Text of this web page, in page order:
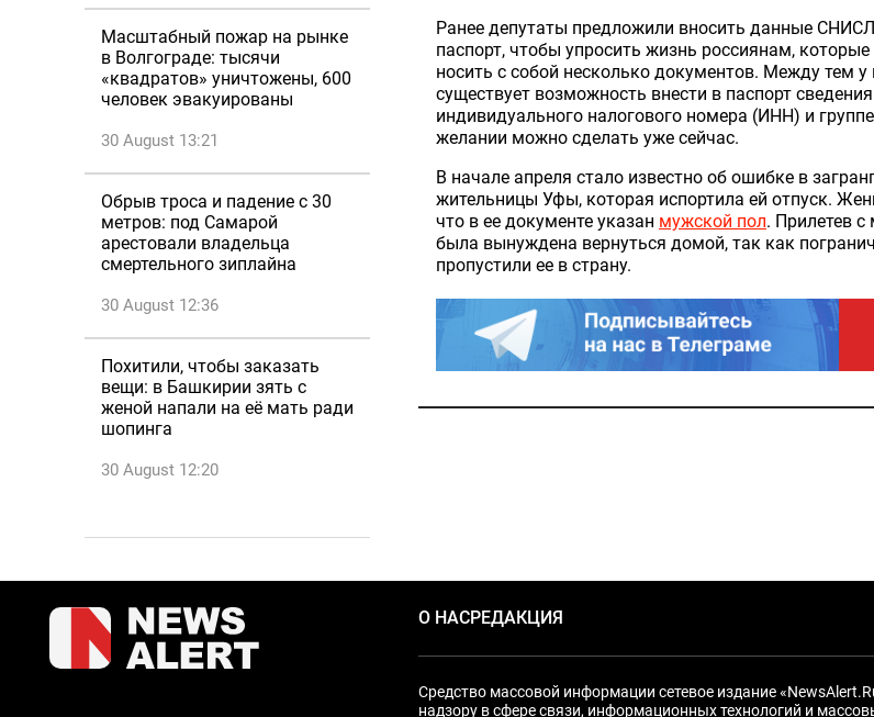
Масштабный пожар на рынке
в Волгограде: тысячи
«квадратов» уничтожены, 600
человек эвакуированы
30 August 13:21
Обрыв троса и падение с 30
метров: под Самарой
арестовали владельца
смертельного зиплайна
30 August 12:36
Похитили, чтобы заказать
вещи: в Башкирии зять с
женой напали на её мать ради
шопинга
30 August 12:20
Ранее депутаты предложили вносить данные
паспорт, чтобы упросить жизнь россиянам,
носить с собой несколько документов. Между тем
существует возможность внести в паспорт
индивидуального налогового номера (ИНН) и
желании можно сделать уже сейчас.
В начале апреля стало известно об ошибке в
жительницы Уфы, которая испортила ей отпуск.
что в ее документе указан мужской пол. Прилетев
была вынуждена вернуться домой, так как
пропустили ее в страну.
О НАСРЕДАКЦИЯ
Средство массовой информации сетевое издание
надзору в сфере связи, информационных технологий и